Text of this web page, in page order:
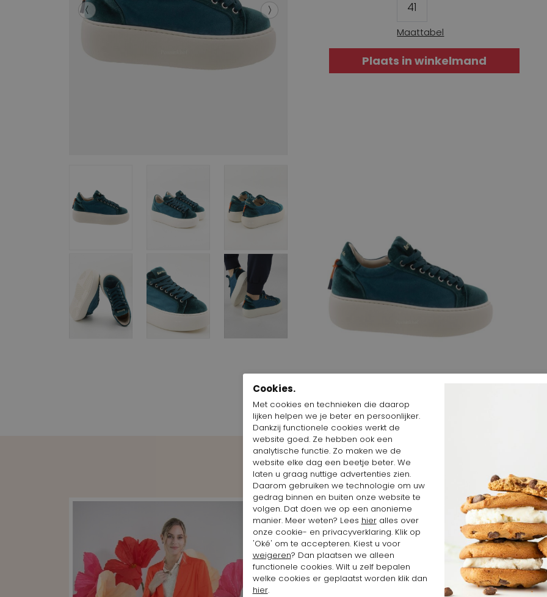
41
Maattabel
Plaats in winkelmand
Shop the Look
Cookies.
Met cookies en technieken die daarop
lijken helpen we je beter en persoonlijker.
Dankzij functionele cookies werkt de
website goed. Ze hebben ook een
analytische functie. Zo maken we de
website elke dag een beetje beter. We
laten u graag nuttige advertenties zien.
Daarom gebruiken we technologie om uw
gedrag binnen en buiten onze website te
volgen. Dat doen we op een anonieme
manier. Meer weten? Lees hieralles over
onze cookie- en privacyverklaring. Klik op
'Oké' om te accepteren. Kiest u voor
weigeren? Dan plaatsen we alleen
functionele cookies. Wilt u zelf bepalen
welke cookies er geplaatst worden klik dan
hier.